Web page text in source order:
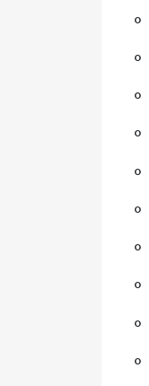
⚬
⚬
⚬
⚬
⚬
⚬
⚬
⚬
⚬
⚬